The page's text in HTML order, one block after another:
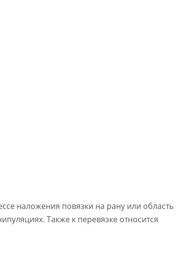
наложения повязки на рану или область
Также к перевязке относится